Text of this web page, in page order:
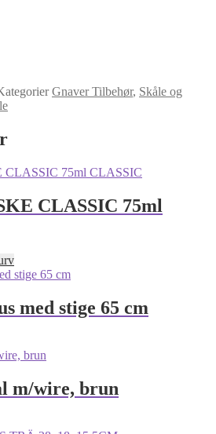
Gnaver Tilbehør, Skåle og
CLASSIC 75ml
med stige 65 cm
m/wire, brun